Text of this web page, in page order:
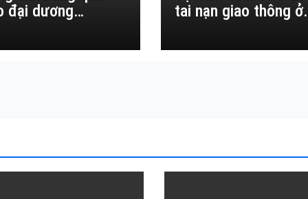
đại dương…
tai nạn giao thông ở